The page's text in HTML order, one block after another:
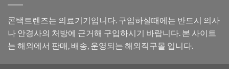
콘택트렌즈는 의료기기입니다. 구입하실때에는 반드시 의사
나 안경사의 처방에 근거해 구입하시기 바랍니다. 본 사이트
는 해외에서 판매, 배송, 운영되는 해외직구몰 입니다.